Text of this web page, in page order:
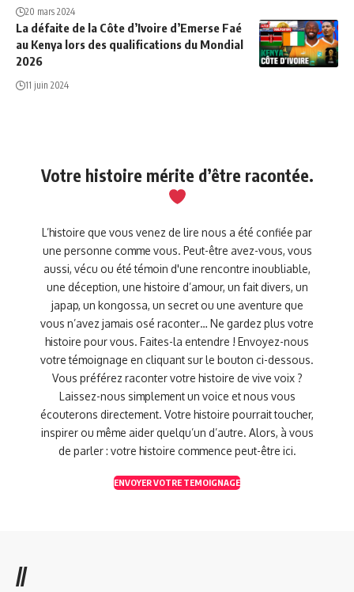
20 mars 2024
La défaite de la Côte d’Ivoire d’Emerse Faé
au Kenya lors des qualifications du Mondial
2026
11 juin 2024
Votre histoire mérite d’être racontée.
L’histoire que vous venez de lire nous a été confiée par
une personne comme vous. Peut-être avez-vous, vous
aussi, vécu ou été témoin d'une rencontre inoubliable,
une déception, une histoire d’amour, un fait divers, un
japap, un kongossa, un secret ou une aventure que
vous n’avez jamais osé raconter… Ne gardez plus votre
histoire pour vous. Faites-la entendre ! Envoyez-nous
votre témoignage en cliquant sur le bouton ci-dessous.
Vous préférez raconter votre histoire de vive voix ?
Laissez-nous simplement un voice et nous vous
écouterons directement. Votre histoire pourrait toucher,
inspirer ou même aider quelqu’un d’autre. Alors, à vous
de parler : votre histoire commence peut-être ici.
ENVOYER VOTRE TEMOIGNAGE
//